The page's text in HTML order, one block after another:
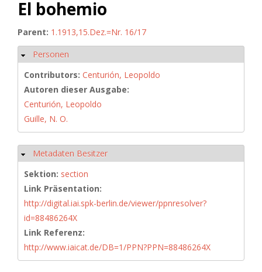
El bohemio
Parent: 1.1913,15.Dez.=Nr. 16/17
Hide
Personen
Contributors: Centurión, Leopoldo
Autoren dieser Ausgabe:
Centurión, Leopoldo
Guille, N. O.
Hide
Metadaten Besitzer
Sektion: section
Link Präsentation:
http://digital.iai.spk-berlin.de/viewer/ppnresolver?
id=88486264X
Link Referenz:
http://www.iaicat.de/DB=1/PPN?PPN=88486264X